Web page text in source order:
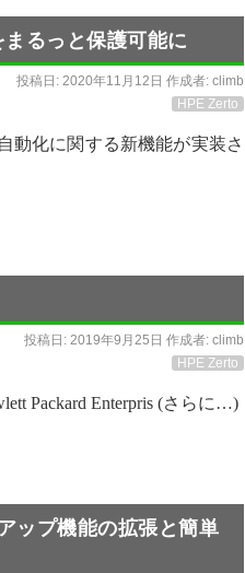
るっと保護可能に
投稿日: 2020年11月12日 作成者: climb
HPE Zerto
動化に関する新機能が実装さ
投稿日: 2019年9月25日 作成者: climb
HPE Zerto
Packard Enterpris (さらに…)
ップ機能の拡張と簡単